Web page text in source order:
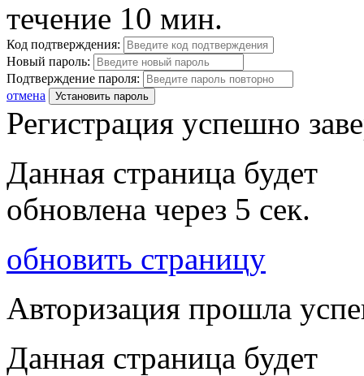
течение 10 мин.
Код подтверждения:
Новый пароль:
Подтверждение пароля:
отмена
Установить пароль
Регистрация успешно
Данная страница будет
обновлена через 5 сек.
обновить страницу
Авторизация прошла
Данная страница будет